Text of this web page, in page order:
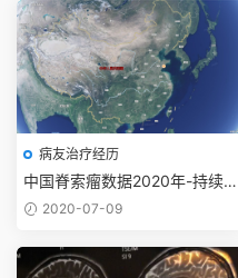
病友治疗经历
中国脊索瘤数据2020年-持续
更新2020-07-09